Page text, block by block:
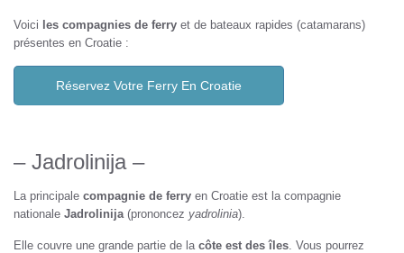
Voici les compagnies de ferry et de bateaux rapides (catamarans)
présentes en Croatie :
Réservez Votre Ferry En Croatie
– Jadrolinija –
La principale compagnie de ferry en Croatie est la compagnie
nationale Jadrolinija (prononcez yadrolinia).
Elle couvre une grande partie de la côte est des îles . Vous pourrez